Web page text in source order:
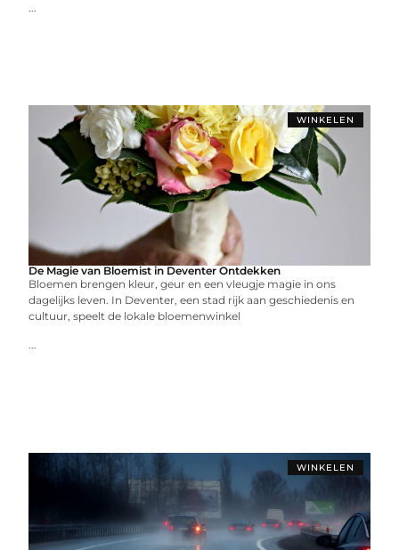
...
WINKELEN
De Magie van Bloemist in Deventer Ontdekken
Bloemen brengen kleur, geur en een vleugje magie in ons
dagelijks leven. In Deventer, een stad rijk aan geschiedenis en
cultuur, speelt de lokale bloemenwinkel
...
WINKELEN